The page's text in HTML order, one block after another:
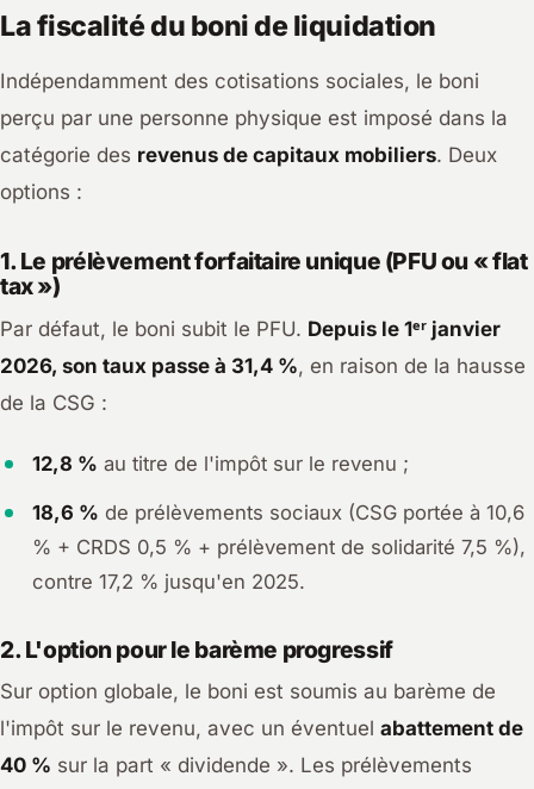
La fiscalité du boni de liquidation
Indépendamment des cotisations sociales, le boni
perçu par une personne physique est imposé dans la
catégorie des revenus de capitaux mobiliers. Deux
options :
1. Le prélèvement forfaitaire unique (PFU ou « flat
tax »)
Par défaut, le boni subit le PFU. Depuis le 1ᵉʳ janvier
2026, son taux passe à 31,4 %, en raison de la hausse
de la CSG :
12,8 % au titre de l'impôt sur le revenu ;
18,6 % de prélèvements sociaux (CSG portée à 10,6
% + CRDS 0,5 % + prélèvement de solidarité 7,5 %),
contre 17,2 % jusqu'en 2025.
2. L'option pour le barème progressif
Sur option globale, le boni est soumis au barème de
l'impôt sur le revenu, avec un éventuel abattement de
40 % sur la part « dividende ». Les prélèvements